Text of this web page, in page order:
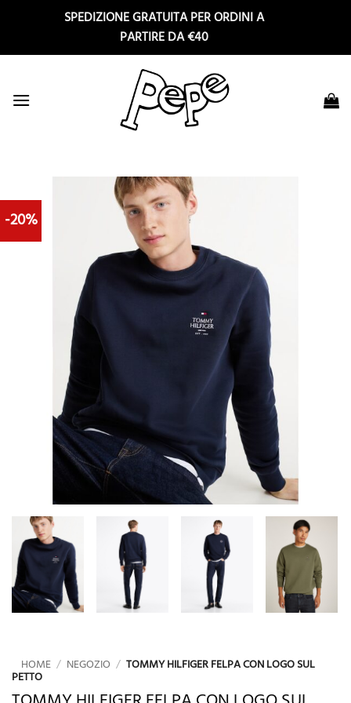
SPEDIZIONE GRATUITA PER ORDINI A
PARTIRE DA €40
-20%
HOME / NEGOZIO / TOMMY HILFIGER FELPA CON LOGO SUL
PETTO